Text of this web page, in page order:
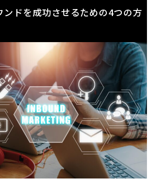
ンドを成功させるための4つの方